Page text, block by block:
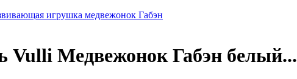
игрушка медвежонок Габэн
Vulli Медвежонок Габэн белый...